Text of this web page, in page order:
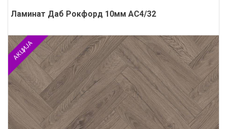
Ламинат Даб Рокфорд 10мм АС4/32
АКЦИЈА